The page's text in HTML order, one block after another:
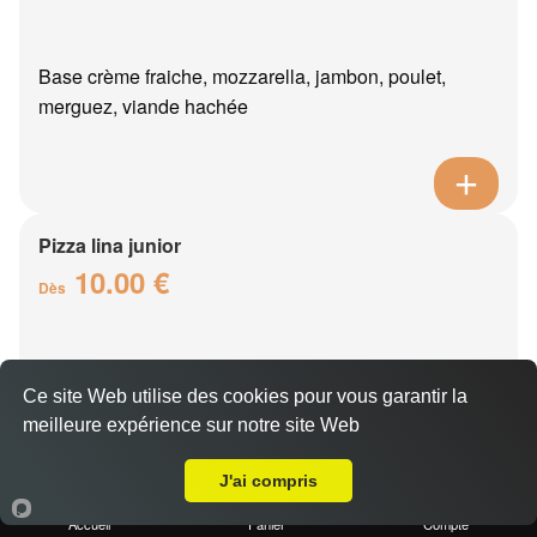
Base crème fraiche, mozzarella, jambon, poulet,
merguez, viande hachée
Pizza lina junior
Dès 10.00 €
oignons
Accueil Panier Compte
Ce site Web utilise des cookies pour vous garantir la
meilleure expérience sur notre site Web
J'ai compris